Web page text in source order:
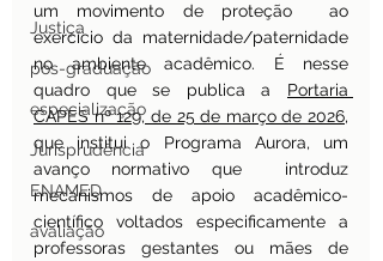
Justiça
pos-graduação
especialização
Jurisprudência
ENAMED
avaliação
um movimento de proteção  ao
exercício da maternidade/paternidade
no ambiente acadêmico. É nesse
quadro que se publica a Portaria
CAPES nº 129, de 25 de março de 2026,
que institui o Programa Aurora, um
avanço normativo que  introduz
mecanismos de apoio acadêmico-
científico voltados especificamente a
professoras gestantes ou mães de